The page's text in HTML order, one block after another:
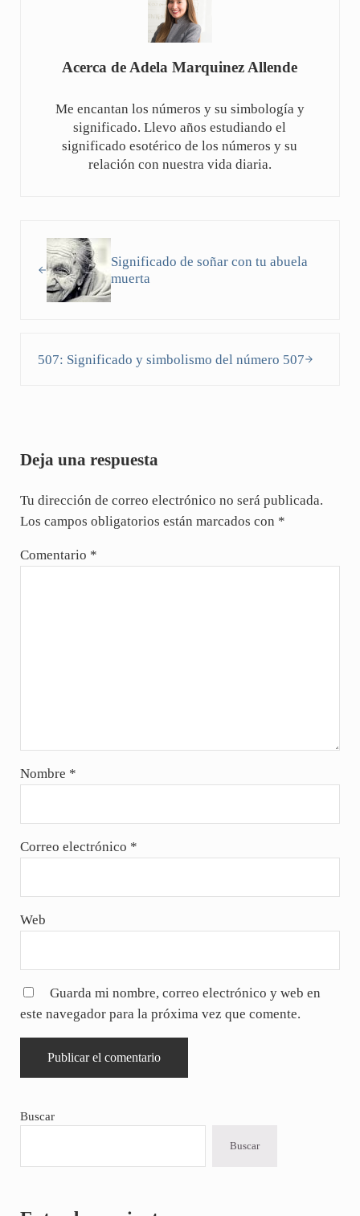
Acerca de Adela Marquinez Allende
Me encantan los números y su simbología y
significado. Llevo años estudiando el
significado esotérico de los números y su
relación con nuestra vida diaria.
Significado de soñar con tu abuela
muerta
507: Significado y simbolismo del número 507
Deja una respuesta
Tu dirección de correo electrónico no será publicada.
Los campos obligatorios están marcados con *
Comentario *
Nombre *
Correo electrónico *
Web
Guarda mi nombre, correo electrónico y web en
este navegador para la próxima vez que comente.
Sidebar
Buscar
Buscar